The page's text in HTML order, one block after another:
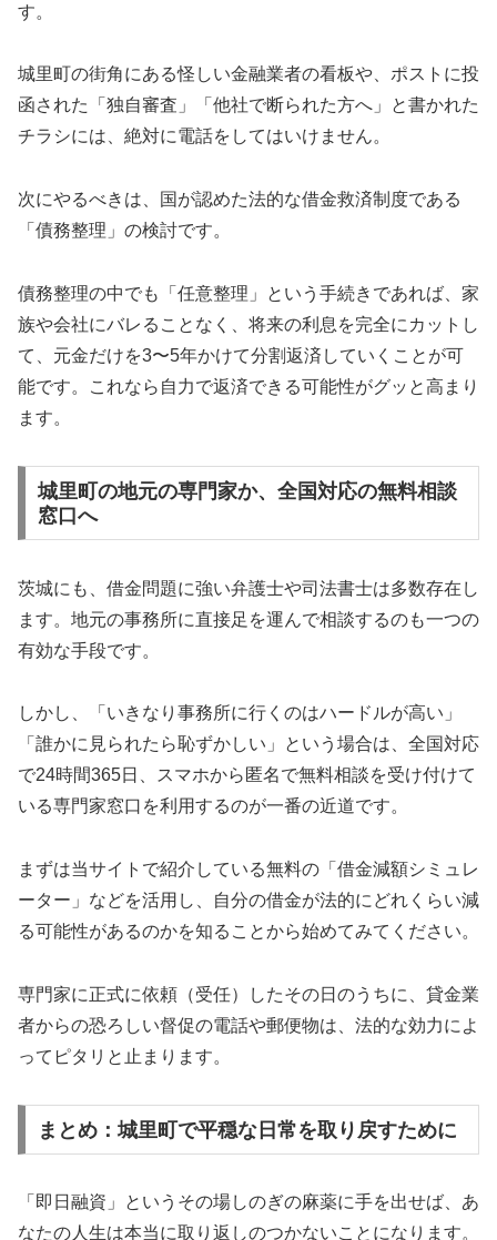
す。
城里町の街角にある怪しい金融業者の看板や、ポストに投
函された「独自審査」「他社で断られた方へ」と書かれた
チラシには、絶対に電話をしてはいけません。
次にやるべきは、国が認めた法的な借金救済制度である
「債務整理」の検討です。
債務整理の中でも「任意整理」という手続きであれば、家
族や会社にバレることなく、将来の利息を完全にカットし
て、元金だけを3〜5年かけて分割返済していくことが可
能です。これなら自力で返済できる可能性がグッと高まり
ます。
城里町の地元の専門家か、全国対応の無料相談
窓口へ
茨城にも、借金問題に強い弁護士や司法書士は多数存在し
ます。地元の事務所に直接足を運んで相談するのも一つの
有効な手段です。
しかし、「いきなり事務所に行くのはハードルが高い」
「誰かに見られたら恥ずかしい」という場合は、全国対応
で24時間365日、スマホから匿名で無料相談を受け付けて
いる専門家窓口を利用するのが一番の近道です。
まずは当サイトで紹介している無料の「借金減額シミュレ
ーター」などを活用し、自分の借金が法的にどれくらい減
る可能性があるのかを知ることから始めてみてください。
専門家に正式に依頼（受任）したその日のうちに、貸金業
者からの恐ろしい督促の電話や郵便物は、法的な効力によ
ってピタリと止まります。
まとめ：城里町で平穏な日常を取り戻すために
「即日融資」というその場しのぎの麻薬に手を出せば、あ
なたの人生は本当に取り返しのつかないことになります。